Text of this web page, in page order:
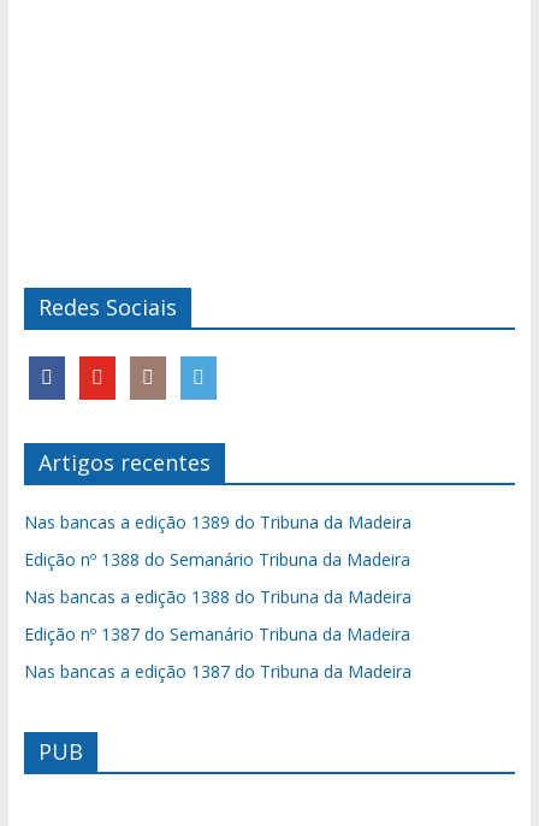
Redes Sociais
Artigos recentes
Nas bancas a edição 1389 do Tribuna da Madeira
Edição nº 1388 do Semanário Tribuna da Madeira
Nas bancas a edição 1388 do Tribuna da Madeira
Edição nº 1387 do Semanário Tribuna da Madeira
Nas bancas a edição 1387 do Tribuna da Madeira
PUB